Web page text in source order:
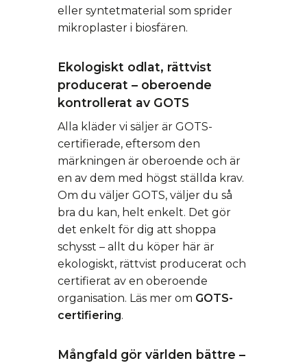
eller syntetmaterial som sprider
mikroplaster i biosfären.
Ekologiskt odlat, rättvist
producerat – oberoende
kontrollerat av GOTS
Alla kläder vi säljer är GOTS-
certifierade, eftersom den
märkningen är oberoende och är
en av dem med högst ställda krav.
Om du väljer GOTS, väljer du så
bra du kan, helt enkelt. Det gör
det enkelt för dig att shoppa
schysst – allt du köper här är
ekologiskt, rättvist producerat och
certifierat av en oberoende
organisation. Läs mer om GOTS-
certifiering.
Mångfald gör världen bättre –